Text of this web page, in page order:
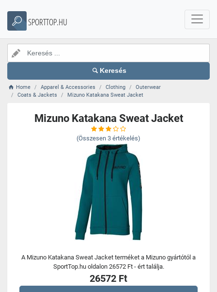
SPORTTOP.HU
Keresés
Home Apparel & Accessories Clothing
Outerwear
Coats & Jackets
Mizuno Katakana Sweat Jacket
Mizuno Katakana Sweat Jacket
(Összesen 3 értékelés)
A Mizuno Katakana Sweat Jacket terméket a Mizuno gyártótól a
SportTop.hu oldalon 26572 Ft - ért találja.
26572 Ft